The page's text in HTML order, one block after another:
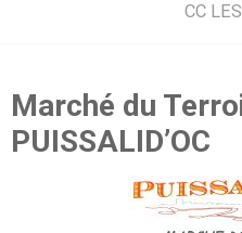
CC
Marché du
PUISSALID’OC